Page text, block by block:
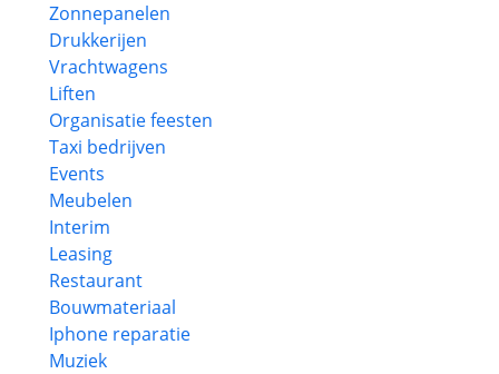
Zonnepanelen
Drukkerijen
Vrachtwagens
Liften
Organisatie feesten
Taxi bedrijven
Events
Meubelen
Interim
Leasing
Restaurant
Bouwmateriaal
Iphone reparatie
Muziek